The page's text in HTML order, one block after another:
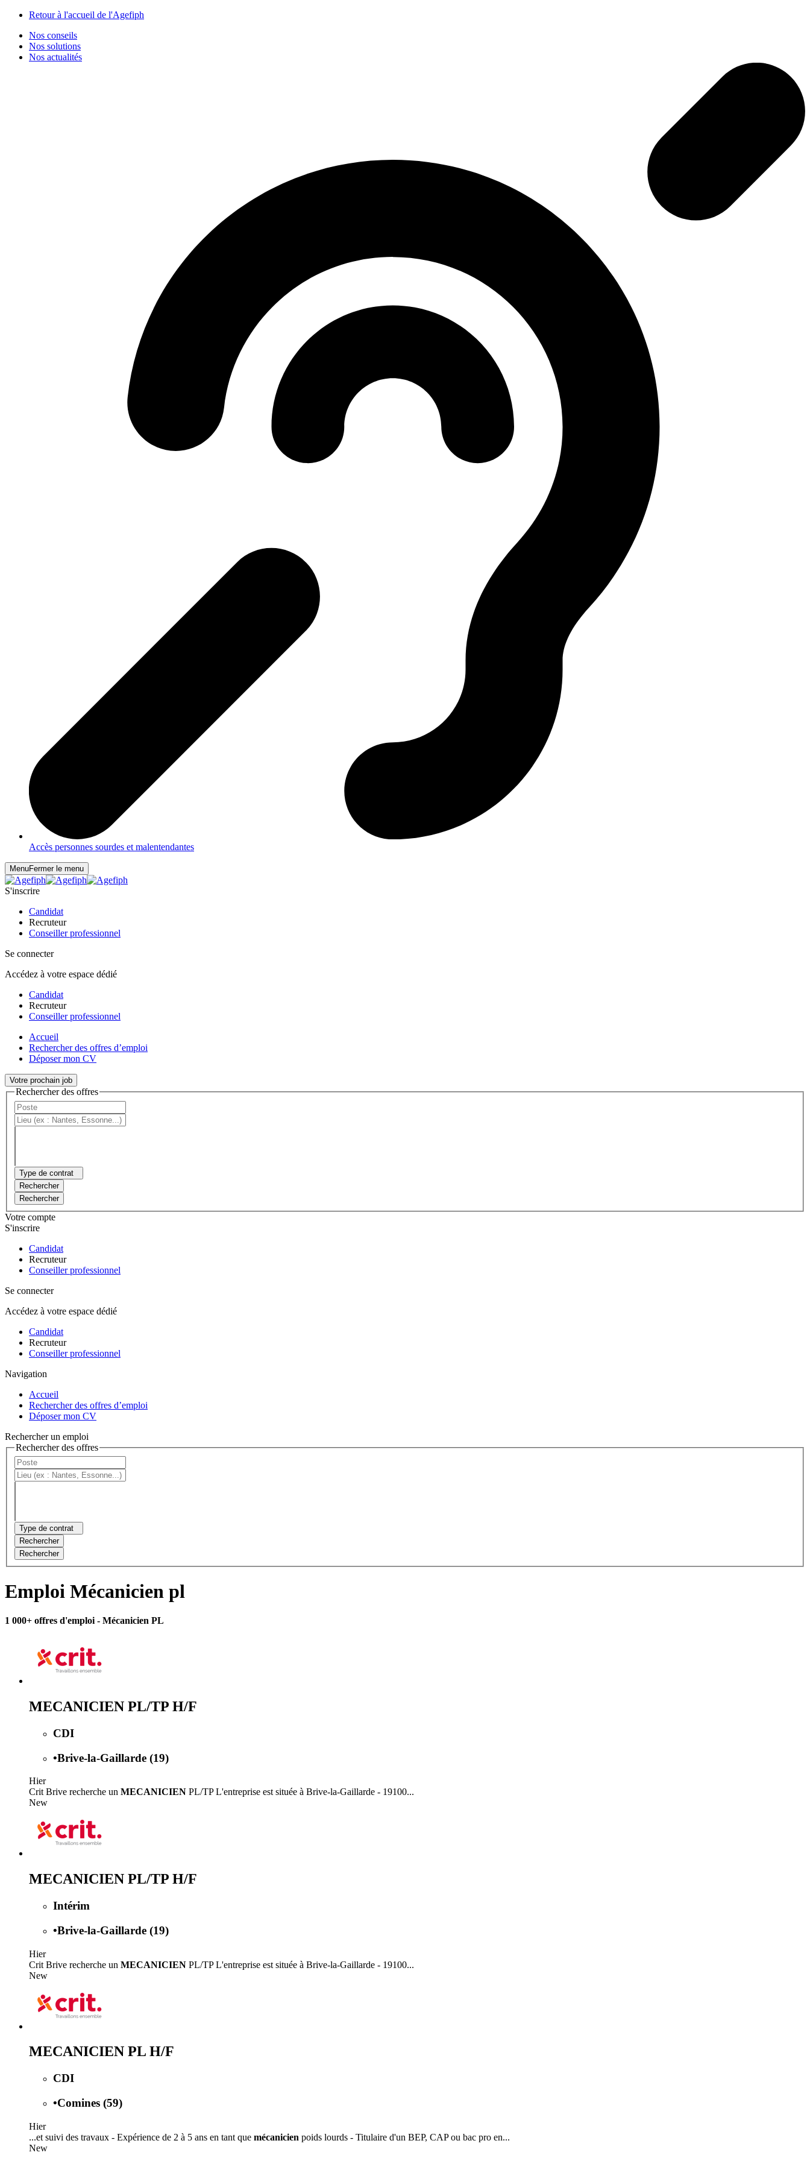
Retour à l'accueil de l'Agefiph
Nos conseils
Nos solutions
Nos actualités
Accès personnes sourdes et malentendantes
MenuFermer le menu
S'inscrire
Candidat
Recruteur
Conseiller professionnel
Se connecter
Accédez à votre espace dédié
Candidat
Recruteur
Conseiller professionnel
Accueil
Rechercher des offres d’emploi
Déposer mon CV
Votre prochain job
Rechercher des offres
Type de contrat
Rechercher
Rechercher
Votre compte
S'inscrire
Candidat
Recruteur
Conseiller professionnel
Se connecter
Accédez à votre espace dédié
Candidat
Recruteur
Conseiller professionnel
Navigation
Accueil
Rechercher des offres d’emploi
Déposer mon CV
Rechercher un emploi
Rechercher des offres
Type de contrat
Rechercher
Rechercher
Emploi Mécanicien pl
1 000+ offres d'emploi - Mécanicien PL
MECANICIEN PL/TP H/F
CDI
•Brive-la-Gaillarde (19)
Hier
Crit Brive recherche un MECANICIEN PL/TP L'entreprise est située à Brive-la-Gaillarde - 19100...
New
MECANICIEN PL/TP H/F
Intérim
•Brive-la-Gaillarde (19)
Hier
Crit Brive recherche un MECANICIEN PL/TP L'entreprise est située à Brive-la-Gaillarde - 19100...
New
MECANICIEN PL H/F
CDI
•Comines (59)
Hier
...et suivi des travaux - Expérience de 2 à 5 ans en tant que mécanicien poids lourds - Titulaire d'un BEP, CAP ou bac pro en...
New